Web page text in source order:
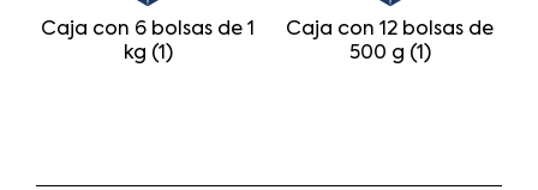
Caja con 6 bolsas de 1
kg (1)
Caja con 12 bolsas de
500 g (1)